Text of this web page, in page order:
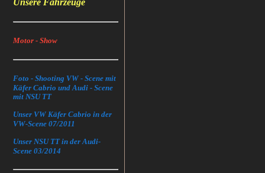
Unsere Fahrzeuge
Motor - Show
Foto - Shooting VW - Scene mit
Käfer Cabrio und Audi - Scene
mit NSU TT
Unser VW Käfer Cabrio in der
VW-Scene 07/2011
Unser NSU TT in der Audi-
Scene 03/2014